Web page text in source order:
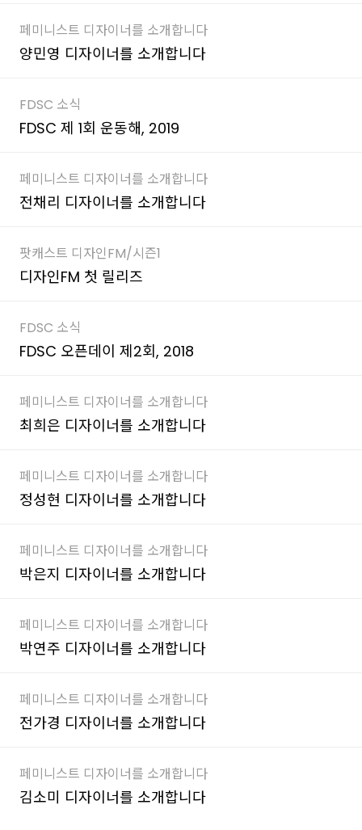
페미니스트 디자이너를 소개합니다
양민영 디자이너를 소개합니다
FDSC 소식
FDSC 제 1회 운동해, 2019
페미니스트 디자이너를 소개합니다
전채리 디자이너를 소개합니다
팟캐스트 디자인FM/시즌1
디자인FM 첫 릴리즈
FDSC 소식
FDSC 오픈데이 제2회, 2018
페미니스트 디자이너를 소개합니다
최희은 디자이너를 소개합니다
페미니스트 디자이너를 소개합니다
정성현 디자이너를 소개합니다
페미니스트 디자이너를 소개합니다
박은지 디자이너를 소개합니다
페미니스트 디자이너를 소개합니다
박연주 디자이너를 소개합니다
페미니스트 디자이너를 소개합니다
전가경 디자이너를 소개합니다
페미니스트 디자이너를 소개합니다
김소미 디자이너를 소개합니다